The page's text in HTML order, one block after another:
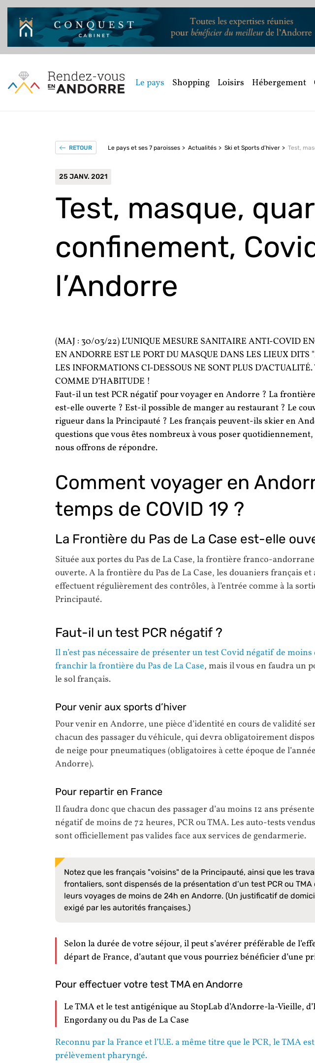
Le pays Shopping Loisirs Hébergement
RETOUR Le pays et ses 7 paroisses Actualités Ski et Sports d’hiver
25 JANV. 2021
Test, masque,
confinement,
l’Andorre
(MAJ : 30/03/22) L’UNIQUE MESURE SANITAIRE ANTI-COVID
EN ANDORRE EST LE PORT DU MASQUE DANS LES LIEUX
LES INFORMATIONS CI-DESSOUS NE SONT PLUS
COMME D’HABITUDE !
Faut-il un test PCR négatif pour voyager en Andorre ? La frontière
est-elle ouverte ? Est-il possible de manger au restaurant ? Le
rigueur dans la Principauté ? Les français peuvent-ils skier en
questions que vous êtes nombreux à vous poser
nous offrons de répondre.
Comment voyager en
temps de COVID 19 ?
La Frontière du Pas de La Case est-elle
Située aux portes du Pas de La Case, la frontière franco-
ouverte. A la frontière du Pas de La Case, les douaniers français
effectuent régulièrement des contrôles, à l’entrée comme à la
Principauté.
Faut-il un test PCR négatif ?
Il n’est pas nécessaire de présenter un test Covid négatif de
franchir la frontière du Pas de La Case, mais il vous en faudra un
le sol français.
Pour venir aux sports d’hiver
Pour venir en Andorre, une pièce d’identité en cours de validité
chacun des passager du véhicule, qui devra obligatoirement
de neige pour pneumatiques (obligatoires à cette époque de
Andorre).
Pour repartir en France
Il faudra donc que chacun des passager d’au moins 12 ans
négatif de moins de 72 heures, PCR ou TMA. Les auto-tests
sont officiellement pas valides face aux services de gendarmerie.
Notez que les français "voisins" de la Principauté, ainsi que les
frontaliers, sont dispensés de la présentation d’un test PCR ou
leurs voyages de moins de 24h en Andorre. (Un justificatif de
exigé par les autorités françaises.)
Selon la durée de votre séjour, il peut s’avérer préférable de
départ de France, d’autant que vous pourriez bénéficier d’une
Pour effectuer votre test TMA en Andorre
Le TMA et le test antigénique au StopLab d’Andorre-la-Vieille,
Engordany ou du Pas de La Case
Reconnu par la France et l’U.E. a même titre que le PCR, le TMA
prélèvement pharyngé.